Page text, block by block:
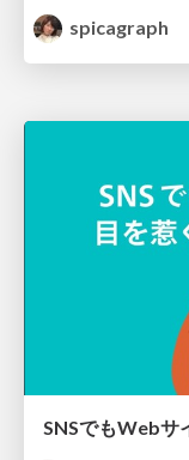
spicagraph